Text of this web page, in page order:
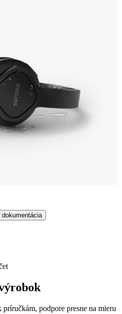
dokumentácia
podpore presne na mieru